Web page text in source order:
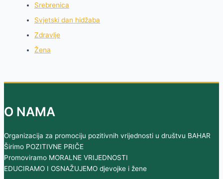
Srebrenica
Svjetski dan hidžaba
Zdravlje
Žena
O NAMA
Organizacija za promociju pozitivnih vrijednosti u društvu BAHAR
Širimo POZITIVNE PRIČE
Promoviramo MORALNE VRIJEDNOSTI
EDUCIRAMO I OSNAŽUJEMO djevojke i žene